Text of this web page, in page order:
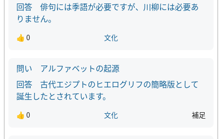
俳句には季語が必要ですが、川柳には必要あ
りません。
👍 0 文化
アルファベットの起源
古代エジプトのヒエログリフの簡略版として
誕生したとされています。
👍 0 文化 補足